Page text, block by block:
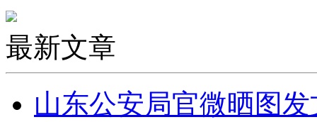
最新文章
山东公安局官微晒图